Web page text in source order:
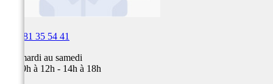
03 81 35 54 41
Du mardi au samedi
de 09h à 12h - 14h à 18h